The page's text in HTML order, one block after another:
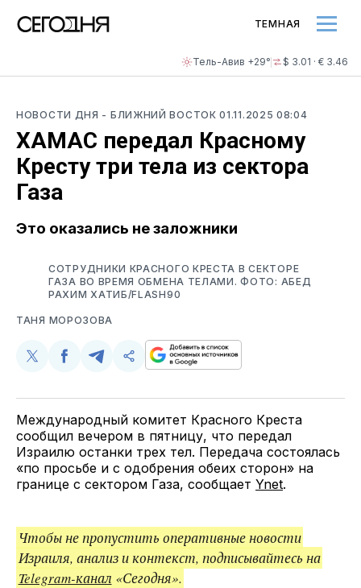
Тель-Авив +29° $ 3.01 · € 3.46
ТЕМНАЯ
НОВОСТИ ДНЯ - БЛИЖНИЙ ВОСТОК01.11.2025 08:04
ХАМАС передал Красному
Кресту три тела из сектора
Газа
Это оказались не заложники
СОТРУДНИКИ КРАСНОГО КРЕСТА В СЕКТОРЕ
ГАЗА ВО ВРЕМЯ ОБМЕНА ТЕЛАМИ. ФОТО: АБЕД
РАХИМ ХАТИБ/FLASH90
ТАНЯ МОРОЗОВА
Поделиться
Twitter
Поделиться
Facebook
Поделиться
Telegram
Скопируйте
поделитесь
Международный комитет Красного Креста
сообщил вечером в пятницу, что передал
Израилю останки трех тел. Передача состоялась
«по просьбе и с одобрения обеих сторон» на
границе с сектором Газа, сообщает Ynet.
Чтобы не пропустить оперативные новости
Израиля, анализ и контекст, подписывайтесь на
Telegram-канал «Сегодня».